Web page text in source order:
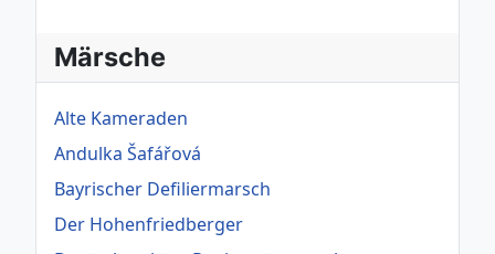
Märsche
Alte Kameraden
Andulka Šafářová
Bayrischer Defiliermarsch
Der Hohenfriedberger